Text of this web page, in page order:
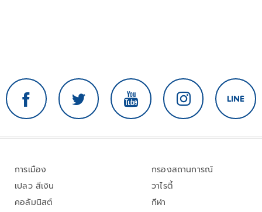
การเมือง
เปลว สีเงิน
คอลัมนิสต์
กรองสถานการณ์
วาไรตี้
กีฬา